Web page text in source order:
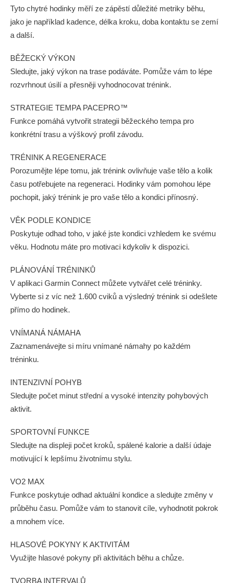
Tyto chytré hodinky měří ze zápěstí důležité metriky běhu,
jako je například kadence, délka kroku, doba kontaktu se zemí
a další.
BĚŽECKÝ VÝKON
Sledujte, jaký výkon na trase podáváte. Pomůže vám to lépe
rozvrhnout úsilí a přesněji vyhodnocovat trénink.
STRATEGIE TEMPA PACEPRO™
Funkce pomáhá vytvořit strategii běžeckého tempa pro
konkrétní trasu a výškový profil závodu.
TRÉNINK A REGENERACE
Porozumějte lépe tomu, jak trénink ovlivňuje vaše tělo a kolik
času potřebujete na regeneraci. Hodinky vám pomohou lépe
pochopit, jaký trénink je pro vaše tělo a kondici přínosný.
VĚK PODLE KONDICE
Poskytuje odhad toho, v jaké jste kondici vzhledem ke svému
věku. Hodnotu máte pro motivaci kdykoliv k dispozici.
PLÁNOVÁNÍ TRÉNINKŮ
V aplikaci Garmin Connect můžete vytvářet celé tréninky.
Vyberte si z víc než 1.600 cviků a výsledný trénink si odešlete
přímo do hodinek.
VNÍMANÁ NÁMAHA
Zaznamenávejte si míru vnímané námahy po každém
tréninku.
INTENZIVNÍ POHYB
Sledujte počet minut střední a vysoké intenzity pohybových
aktivit.
SPORTOVNÍ FUNKCE
Sledujte na displeji počet kroků, spálené kalorie a další údaje
motivující k lepšímu životnímu stylu.
VO2 MAX
Funkce poskytuje odhad aktuální kondice a sledujte změny v
průběhu času. Pomůže vám to stanovit cíle, vyhodnotit pokrok
a mnohem více.
HLASOVÉ POKYNY K AKTIVITÁM
Využijte hlasové pokyny při aktivitách běhu a chůze.
TVORBA INTERVALŮ